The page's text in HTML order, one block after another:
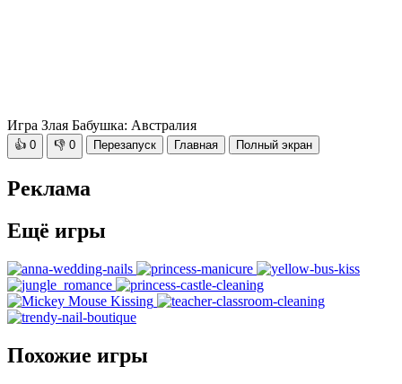
Игра Злая Бабушка: Австралия
👍 0 👎 0 Перезапуск Главная Полный экран
Реклама
Ещё игры
Похожие игры